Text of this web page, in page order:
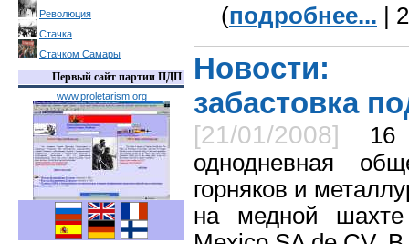
Революция
Стачка
Стачком Самары
Первый сайт партии ПДП
www.proletarism.org
(подробнее... |
Новости:
забастовка
[21/01/2008]
16
однодневная
горняков и
на медной